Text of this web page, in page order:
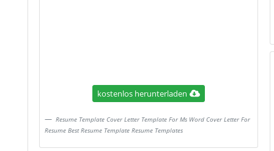
kostenlos herunterladen
Resume Template Cover Letter Template For Ms Word Cover Letter For
Resume Best Resume Template Resume Templates